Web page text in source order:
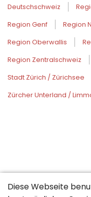
Deutschschweiz
Region Genf
Region
Region Oberwallis
Region Zentralschweiz
Stadt Zürich / Zürichsee
Zürcher Unterland /
Diese Webseite